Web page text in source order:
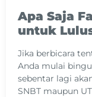
Apa Saja
untuk
Jika berbicara
Anda mulai
sebentar lagi
SNBT maupun